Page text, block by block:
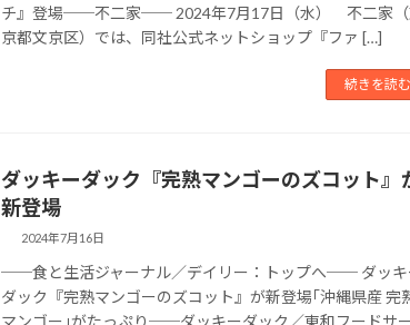
チ』登場──不二家── 2024年7月17日（水） 不二家（
京都文京区）では、同社公式ネットショップ『ファ […]
続きを読む
ダッキーダック『完熟マンゴーのズコット』
新登場
2024年7月16日
──食と生活ジャーナル／デイリー：トップへ── ダッキ
ダック『完熟マンゴーのズコット』が新登場｢沖縄県産 完